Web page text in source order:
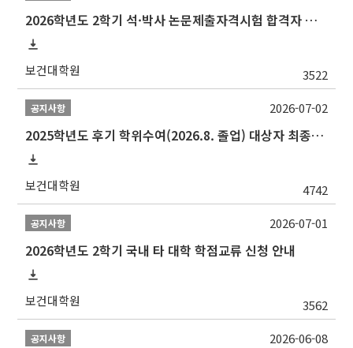
2026학년도 2학기 석·박사 논문제출자격시험 합격자 공고(TSQ Exam Result)
보건대학원 3522
공지사항
2025학년도 후기 학위수여(2026.8. 졸업) 대상자 최종인준 논문 제출 안내
보건대학원 4742
2026-07-02
공지사항
2026학년도 2학기 국내 타 대학 학점교류 신청 안내
보건대학원 3562
2026-07-01
공지사항 2026-06-08